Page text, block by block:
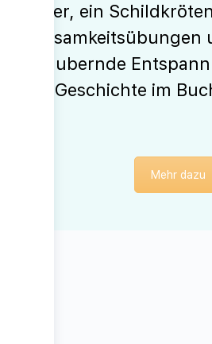
Kinder, ein
Achtsamkeitsübungen
bezaubernde
jede Geschichte im
Mehr dazu